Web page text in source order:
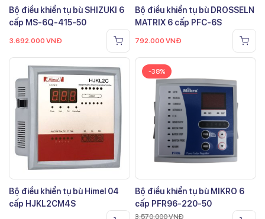
Bộ điều khiển tụ bù SHIZUKI 6
cấp MS-6Q-415-50
3.692.000 VNĐ
Bộ điều khiển tụ bù DROSSELN
MATRIX 6 cấp PFC-6S
792.000 VNĐ
Bộ điều khiển tụ bù Himel 04
cấp HJKL2CM4S
-38%
Bộ điều khiển tụ bù MIKRO 6
cấp PFR96-220-50
3.570.000VNĐ